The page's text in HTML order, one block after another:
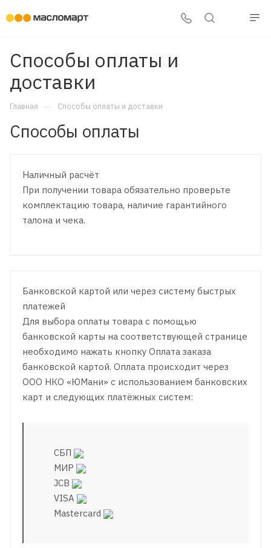
Способы оплаты и
доставки
Главная — Способы оплаты и доставки
Способы оплаты
Наличный расчёт
При получении товара обязательно проверьте
комплектацию товара, наличие гарантийного
талона и чека.
Банковской картой или через систему быстрых
платежей
Для выбора оплаты товара с помощью
банковской карты на соответствующей странице
необходимо нажать кнопку Оплата заказа
банковской картой. Оплата происходит через
ООО НКО «ЮМани» с использованием банковских
карт и следующих платёжных систем:
СБП
МИР
JCB
VISA
Mastercard